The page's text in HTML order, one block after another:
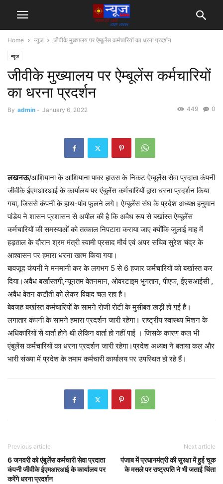
Home न्यूज जीवीके मुख्यालय पर ऐम्बूलेंस कर्मचारियों का धरना प्रदर्शन
न्यूज
जीवीके मुख्यालय पर ऐम्बूलेंस कर्मचारियों
का धरना प्रदर्शन
By admin - January 6, 2022 0
449
लखनऊ/आशियाना के आशियाना पावर हाउस के निकट ऐम्बूलेंस सेवा प्रदाता कंपनी
जीवीके ईएमआरआई के कार्यालय पर एंबुलेंस कर्मचारियों द्वारा धरना प्रदर्शन किया
गया, जिससे कंपनी के हाथ-पांव फूलने लगे। ऐम्बूलेंस संघ के प्रदेश अध्यक्ष हनुमान
पांडेय ने शासन प्रशासन से अपील की है कि अवैध रूप से बर्खास्त ऐम्बूलेंस
कर्मचारियों की समस्याओं को तत्काल निपटारा कराया जाए क्योंकि जुलाई माह में
हड़ताल के दौरान श्रम मंत्री स्वामी प्रसाद मौर्य एवं अपर सचिव सुरेश चंद्र के
आश्वासन पर हमारा धरना खत्म किया गया।
बावजूद कंपनी ने मनमानी कर के लगभग 5 से 6 हजार कर्मचारियों को बर्खास्त कर
दिया।अवैध बर्खास्तगी,न्यूनतम वेतनमान, ओवरटाइम भुगतान, पीएफ, ईएसआईसी ,
अवैध वेतन कटौती को लेकर विवाद चल रहा है।
बेवजह बर्खास्त कर्मचारियों के सामने रोजी रोटी के मुसीबत खड़ी हो गई है।
लगातार कंपनी के सामने हमारा प्रदर्शन जारी रहेगा। राष्ट्रीय स्वास्थ्य मिशन के
अधिकारियों से वार्ता होने थी लेकिन वार्ता हो नहीं पाई । जिसके कारण कल भी
एंबुलेंस कर्मचारियों का धरना प्रदर्शन जारी रहेगा।प्रदेश अध्यक्ष ने बताया कल और
भारी संख्या में प्रदेश के तमाम कर्मचारी कार्यालय पर उपस्थित हो रहे हैं।
Previous article
6 जनवरी को एंबुलेंस कर्मचारी सेवा प्रदाता
कंपनी जीवीके ईएमआरआई के कार्यालय पर
करेंगे धरना प्रदर्शन
Next article
पंजाब में प्रधानमंत्री की सुरक्षा में हुई चूक
के मसले पर राष्ट्रपति ने भी जताई चिंता